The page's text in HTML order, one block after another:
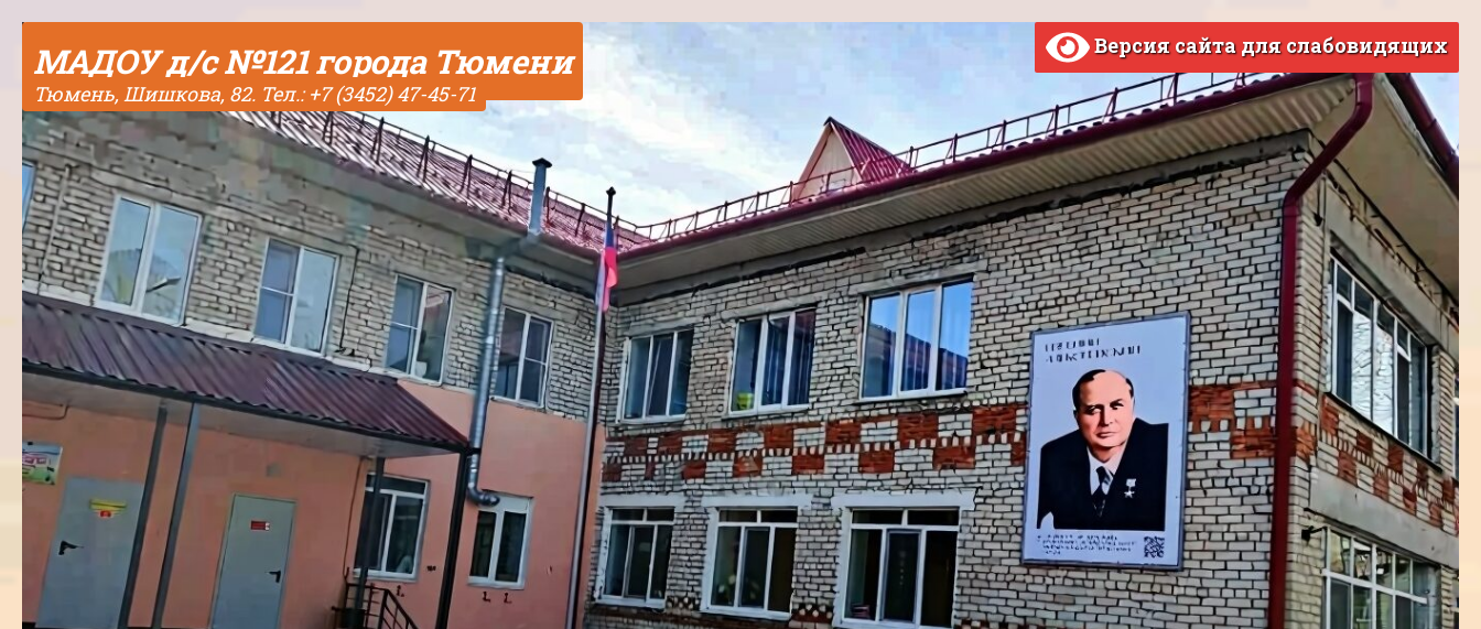
МАДОУ д/с №121 города Тюмени
Тюмень, Шишкова, 82. Тел.: +7 (3452) 47-45-71
Версия сайта для слабовидящих